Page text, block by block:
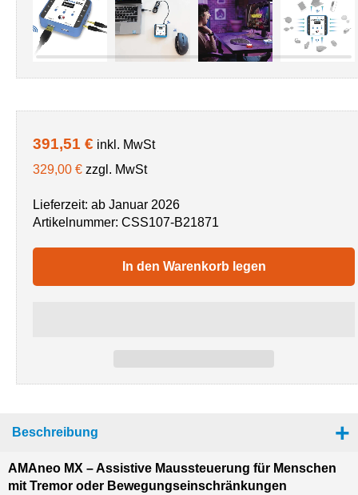
391,51 € inkl. MwSt
329,00 € zzgl. MwSt
Lieferzeit: ab Januar 2026
Artikelnummer: CSS107-B21871
In den Warenkorb legen
Beschreibung
AMAneo MX – Assistive Maussteuerung für Menschen
mit Tremor oder Bewegungseinschränkungen